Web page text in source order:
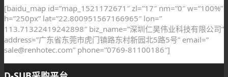
[baidu_map id=”map_1521172671″ zl=”17″ nm=”0″ w=”100%”
h=”250px” lat=”22.800951567166965″ lon=”
113.71322419242898″ biz_name=”深圳仁昊伟业科技有限公司”
address=”广东省东莞市虎门镇路东村新园北5路5号” email=”
sale@renhotec.com” phone=”0769-81100186″]